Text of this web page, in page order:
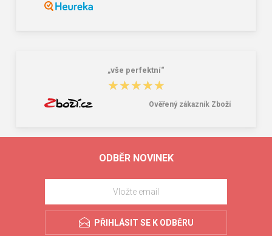
„vše perfektní“
★★★★★
★★★★★
Ověřený zákazník Zboží
ODBĚR NOVINEK
PŘIHLÁSIT SE K ODBĚRU